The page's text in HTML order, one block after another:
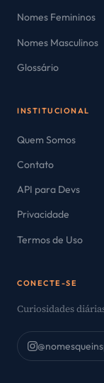
Nomes Femininos
Nomes Masculinos
Glossário
INSTITUCIONAL
Quem Somos
Contato
API para Devs
Privacidade
Termos de Uso
CONECTE-SE
Curiosidades